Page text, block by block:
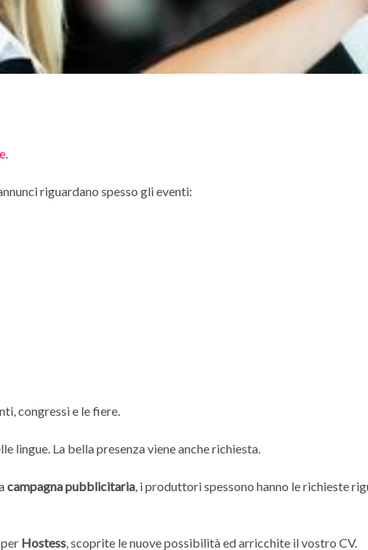
.
riguardano spesso gli eventi:
congressi e le fiere.
lingue. La bella presenza viene anche richiesta.
campagna pubblicitaria, i produttori spessono hanno le richieste
Hostess, scoprite le nuove possibilità ed arricchite il vostro CV.